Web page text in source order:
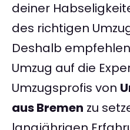
deiner
des richtigen
Deshalb
Umzug auf die
Umzugsprofis von
aus Bremen zu